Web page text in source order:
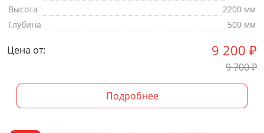
Высота
2200 мм
Глубина
500 мм
Цена от: 9 200 ₽
9 700₽
Подробнее